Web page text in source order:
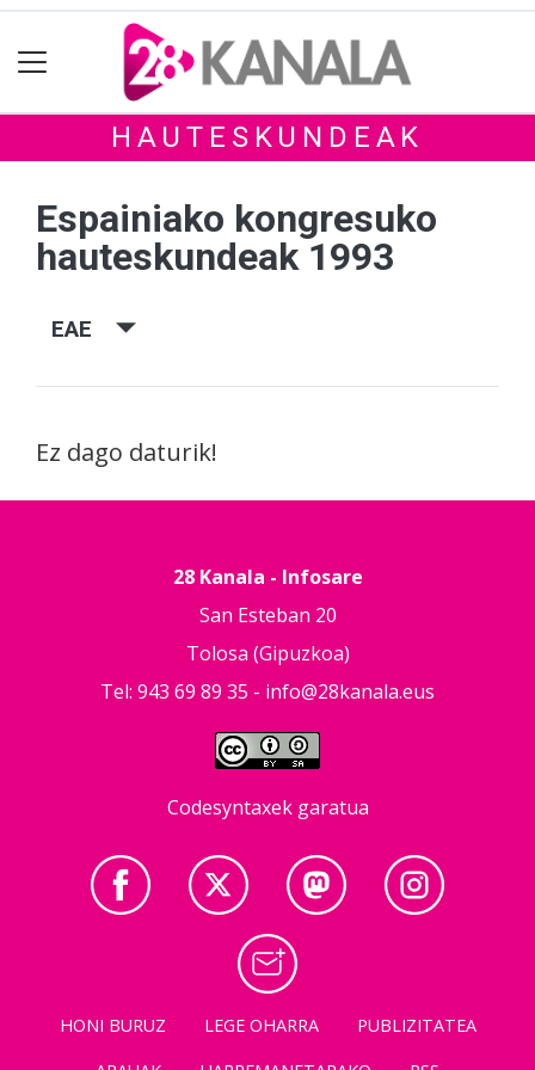
HAUTESKUNDEAK
Espainiako kongresuko
hauteskundeak 1993
EAE
Ez dago daturik!
28 Kanala - Infosare
San Esteban 20
Tolosa (Gipuzkoa)
Tel: 943 69 89 35 - info@28kanala.eus
Codesyntaxek garatua
HONI BURUZ LEGE OHARRA
PUBLIZITATEA